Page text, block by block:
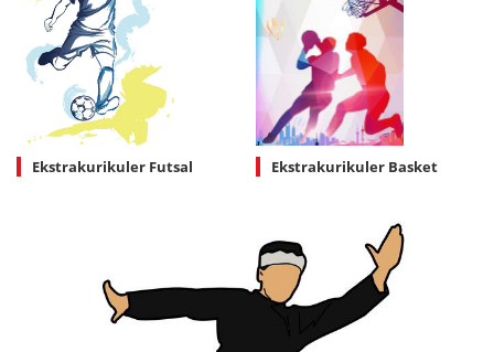
Ekstrakurikuler Futsal Ekstrakurikuler Basket